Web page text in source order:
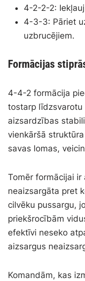
4-2-2-2:
4-3-3: Pāriet
uzbrucējiem.
Formācijas
4-4-2 formācija
tostarp līdzsvarotu
aizsardzības
vienkāršā
savas lomas,
Tomēr formācijai ir
neaizsargāta pret
cilvēku pussargu,
priekšrocībām
efektīvi neseko
aizsargus
Komandām, kas